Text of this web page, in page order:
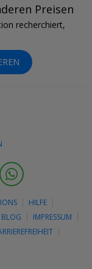
Preisen
recherchiert,
LinkedIn
HILFE
BLOG
IMPRESSUM